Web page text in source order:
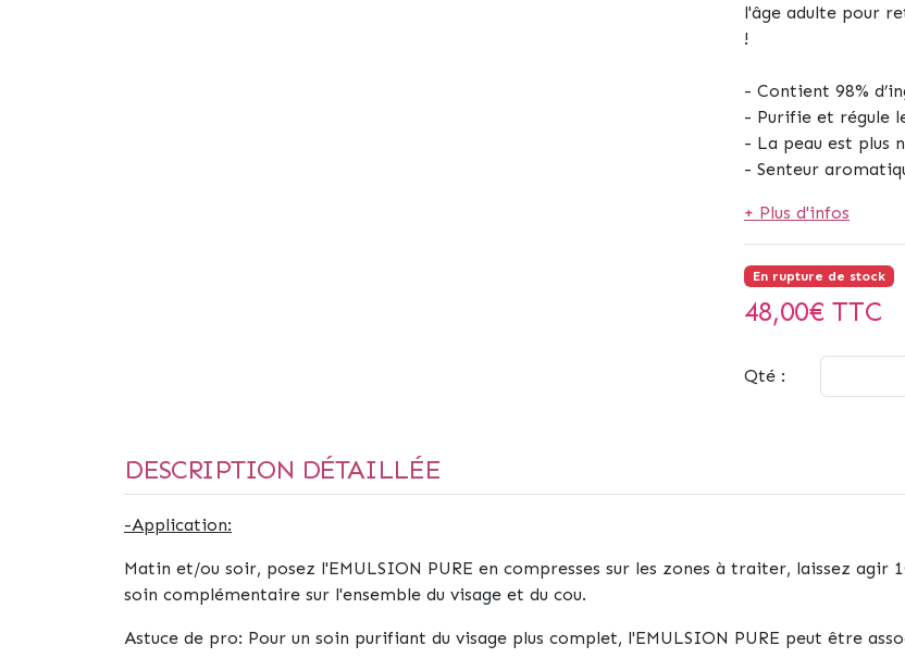
l'âge adulte pour
!
- Contient 98%
- Purifie et régule
- La peau est plus
- Senteur
+ Plus d'infos
En rupture de stock
48,00€ TTC
Qté :
DESCRIPTION DÉTAILLÉE
-Application:
Matin et/ou soir, posez l'EMULSION PURE en compresses sur les zones à traiter, laissez
soin complémentaire sur l'ensemble du visage et du cou.
Astuce de pro: Pour un soin purifiant du visage plus complet, l'EMULSION PURE peut être